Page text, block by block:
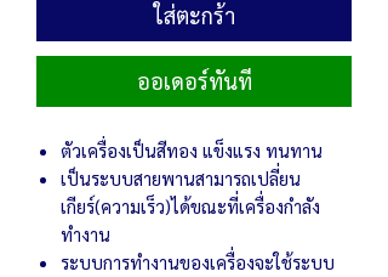
ใส่ตะกร้า
ออเดอร์ทันที
ตัวเครื่องเป็นสีทอง แข็งแรง ทนทาน
เป็นระบบสายพานสามารถเปลี่ยน
เกียร์(ความเร็ว)ได้ขณะที่เครื่องกำลัง
ทำงาน
ระบบการทำงานของเครื่องจะใช้ระบบ